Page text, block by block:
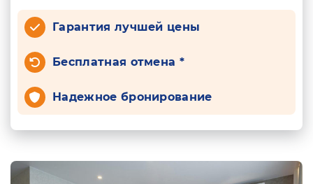
Гарантия лучшей цены
Бесплатная отмена *
Надежное бронирование